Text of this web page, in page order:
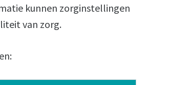
kunnen zorginstellingen
van zorg.